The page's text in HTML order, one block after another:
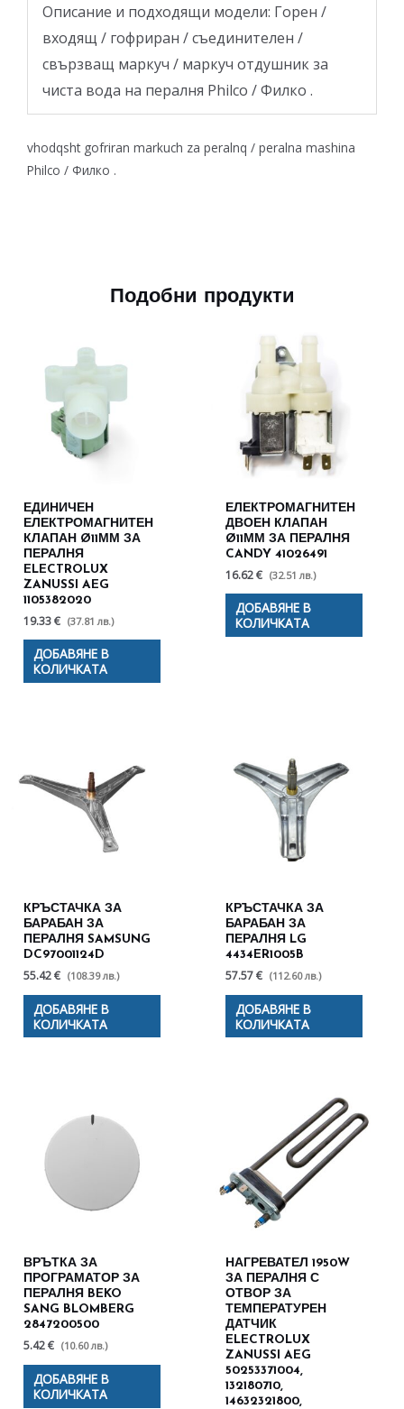
Описание и подходящи модели: Горен /
входящ / гофриран / съединителен /
свързващ маркуч / маркуч oтдушник за
чиста вода на пералня Philco / Филко .
vhodqsht gofriran markuch za peralnq / peralna mashina
Philco / Филко .
Подобни продукти
ЕДИНИЧЕН
ЕЛЕКТРОМАГНИТЕН
КЛАПАН Ø11ММ ЗА
ПЕРАЛНЯ
ELECTROLUX
ZANUSSI AEG
1105382020
19.33 € (37.81 лв.)
ДОБАВЯНЕ В
КОЛИЧКАТА
ЕЛЕКТРОМАГНИТЕН
ДВОЕН КЛАПАН
Ø11ММ ЗА ПЕРАЛНЯ
CANDY 41026491
16.62 € (32.51 лв.)
ДОБАВЯНЕ В
КОЛИЧКАТА
КРЪСТАЧКА ЗА
БАРАБАН ЗА
ПЕРАЛНЯ SAMSUNG
DC97001124D
55.42 € (108.39 лв.)
ДОБАВЯНЕ В
КОЛИЧКАТА
КРЪСТАЧКА ЗА
БАРАБАН ЗА
ПЕРАЛНЯ LG
4434ER1005B
57.57 € (112.60 лв.)
ДОБАВЯНЕ В
КОЛИЧКАТА
ВРЪТКА ЗА
ПРОГРАМАТОР ЗА
ПЕРАЛНЯ BEKO
SANG BLOMBERG
2847200500
5.42 € (10.60 лв.)
ДОБАВЯНЕ В
КОЛИЧКАТА
НАГРЕВАТЕЛ 1950W
ЗА ПЕРАЛНЯ С
ОТВОР ЗА
ТЕМПЕРАТУРЕН
ДАТЧИК
ELECTROLUX
ZANUSSI AEG
50253371004,
132180710,
14632321800,